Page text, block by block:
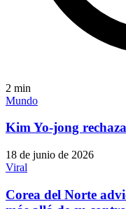
2 min
Mundo
Kim Yo-jong
18 de junio de 2026
Viral
Corea del Norte